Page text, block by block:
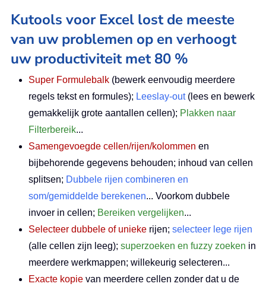
Kutools voor Excel lost de meeste
van uw problemen op en verhoogt
uw productiviteit met 80 %
Super Formulebalk (bewerk eenvoudig meerdere
regels tekst en formules); Leeslay-out(lees en bewerk
gemakkelijk grote aantallen cellen); Plakken naar
Filterbereik...
Samengevoegde cellen/rijen/kolommen en
bijbehorende gegevens behouden; inhoud van cellen
splitsen; Dubbele rijen combineren en
som/gemiddelde berekenen... Voorkom dubbele
invoer in cellen; Bereiken vergelijken...
Selecteer dubbele of unieke rijen; selecteer lege rijen
(alle cellen zijn leeg); superzoeken en fuzzy zoeken in
meerdere werkmappen; willekeurig selecteren...
Exacte kopie van meerdere cellen zonder dat u de